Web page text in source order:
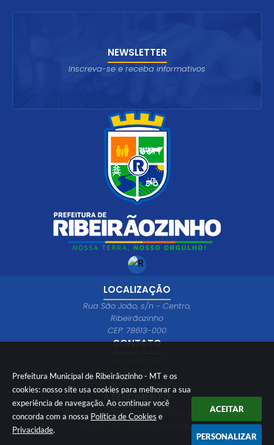
Prefeitura Municipal de Ribeirãozinho - MT e os
cookies: nosso site usa cookies para melhorar a sua
experiência de navegação. Ao continuar você
concorda com a nossa Política de Cookies e
Privacidade.
ACEITAR
PERSONALIZAR
LOCALIZAÇÃO
Rua São João, s/n - Centro,
Ribeirãozinho
CEP: 78613-000
CONTATO
(66) 99649-1746
ouvidoria@ribeiraozinho.mt.gov.br
ATENDIMENTO
Segunda à Sexta 08:00 às 11:00 e das
13:00 às 17:00 horário de Brasília
NEWSLETTER
Inscreva-se e receba informativos